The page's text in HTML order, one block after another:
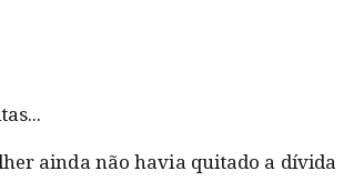
ainda não havia quitado a dívida